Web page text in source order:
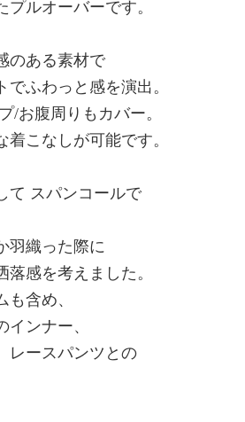
プルオーバーです。
のある素材で
ふわっと感を演出。
/お腹周りもカバー。
こなしが可能です。
て スパンコールで
羽織った際に
感を考えました。
含め、
ンナー、
レースパンツとの